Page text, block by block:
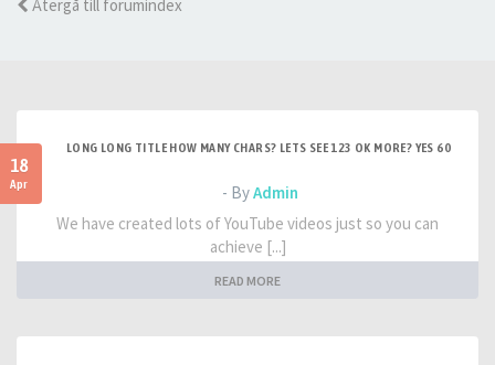
Återgå till forumindex
18
Apr
LONG LONG TITLE HOW MANY CHARS? LETS SEE 123 OK MORE? YES 60
- ByAdmin
We have created lots of YouTube videos just so you can
achieve [...]
READ MORE